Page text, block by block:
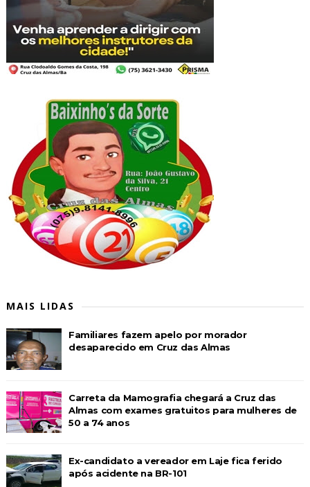
MAIS LIDAS
Familiares fazem apelo por morador
desaparecido em Cruz das Almas
Carreta da Mamografia chegará a Cruz das
Almas com exames gratuitos para mulheres de
50 a 74 anos
Ex-candidato a vereador em Laje fica ferido
após acidente na BR-101